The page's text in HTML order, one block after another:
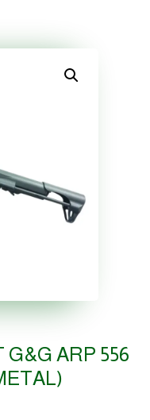
G&G ARP 556